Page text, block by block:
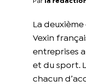
La deuxième
Vexin
entreprises
et du sport.
chacun